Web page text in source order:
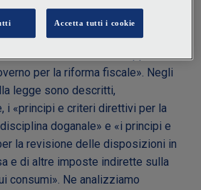
Piero Bellante
per la riforma fiscale». Negli
legge sono descritti,
i «principi e criteri direttivi per la
doganale» e «i principi e
la revisione delle disposizioni in
e di altre imposte indirette sulla
consumi». Ne analizziamo